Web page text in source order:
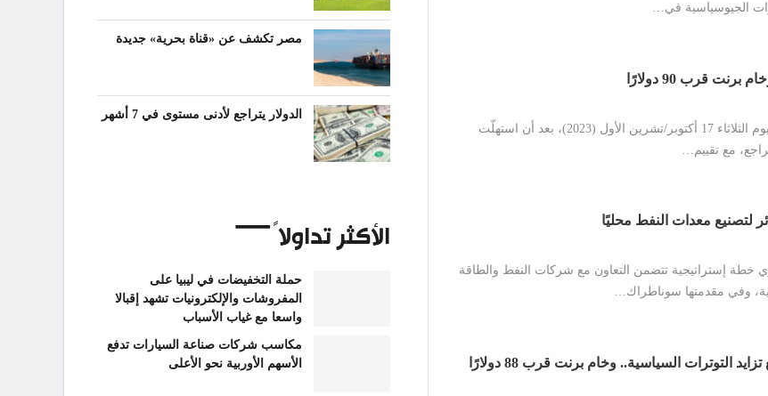
قرب 90 دولارًا
ارتفعت أسعار النفط، اليوم الثلاثاء 17 أكتوبر/تشرين الأول (2023)، بعد أن استهلّت
مع تقييم…
لتصنيع معدات النفط محليًا
خطة إستراتيجية تتضمن التعاون مع شركات النفط والطاقة
وفي مقدمتها سوناطراك…
التوترات السياسية.. وخام برنت قرب 88 دولارًا
مصر تكشف عن «قناة بحرية» جديدة
الدولار يتراجع لأدنى مستوى في 7 أشهر
الأكثر تداولاً
حملة التخفيضات في ليبيا على
المفروشات والإلكترونيات تشهد إقبالا
واسعا مع غياب الأسباب
مكاسب شركات صناعة السيارات تدفع
الأسهم الأوربية نحو الأعلى